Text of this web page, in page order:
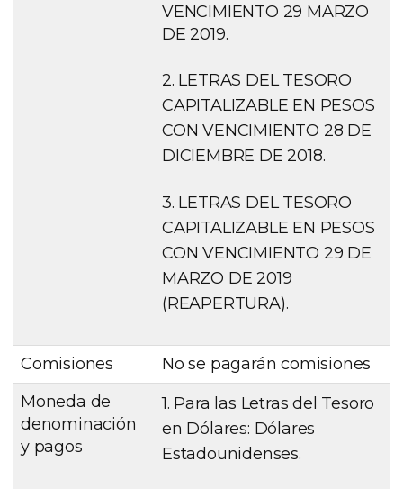
VENCIMIENTO 29 MARZO
DE 2019.
2. LETRAS DEL TESORO
CAPITALIZABLE EN PESOS
CON VENCIMIENTO 28 DE
DICIEMBRE DE 2018.
3. LETRAS DEL TESORO
CAPITALIZABLE EN PESOS
CON VENCIMIENTO 29 DE
MARZO DE 2019
(REAPERTURA).
Comisiones
No se pagarán comisiones
Moneda de
denominación
y pagos
1. Para las Letras del Tesoro
en Dólares: Dólares
Estadounidenses.